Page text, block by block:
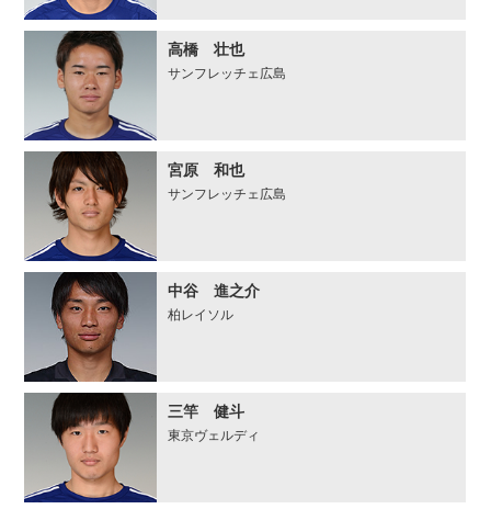
高橋 壮也
サンフレッチェ広島
宮原 和也
サンフレッチェ広島
中谷 進之介
柏レイソル
三竿 健斗
東京ヴェルディ